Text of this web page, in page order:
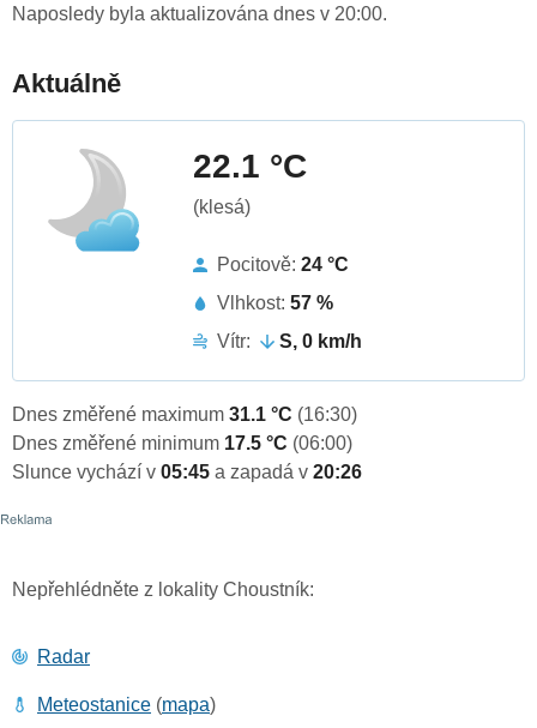
Naposledy byla aktualizována dnes v 20:00.
Aktuálně
22.1 °C
(klesá)
Pocitově: 24 °C
Vlhkost: 57 %
Vítr:
S, 0 km/h
Dnes změřené maximum 31.1 °C (16:30)
Dnes změřené minimum 17.5 °C (06:00)
Slunce vychází v 05:45 a zapadá v 20:26
Nepřehlédněte z lokality Choustník:
Radar
Meteostanice (mapa)